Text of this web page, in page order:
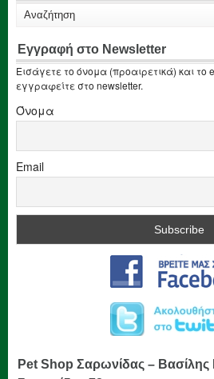
Εγγραφή στο Newsletter
Εισάγετε το όνομα (προαιρετικά) και το
εγγραφείτε στο newsletter.
Όνομα
Email
Pet Shop Σαρωνίδας – Βασίλης